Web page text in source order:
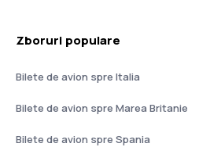
Zboruri populare
Bilete de avion spre Italia
Bilete de avion spre Marea Britanie
Bilete de avion spre Spania